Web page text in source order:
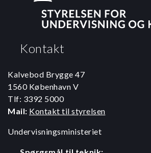
Kontakt
Kalvebod Brygge 47
1560 København V
Tlf: 3392 5000
Mail: Kontakt til styrelsen
Undervisningsministeriet